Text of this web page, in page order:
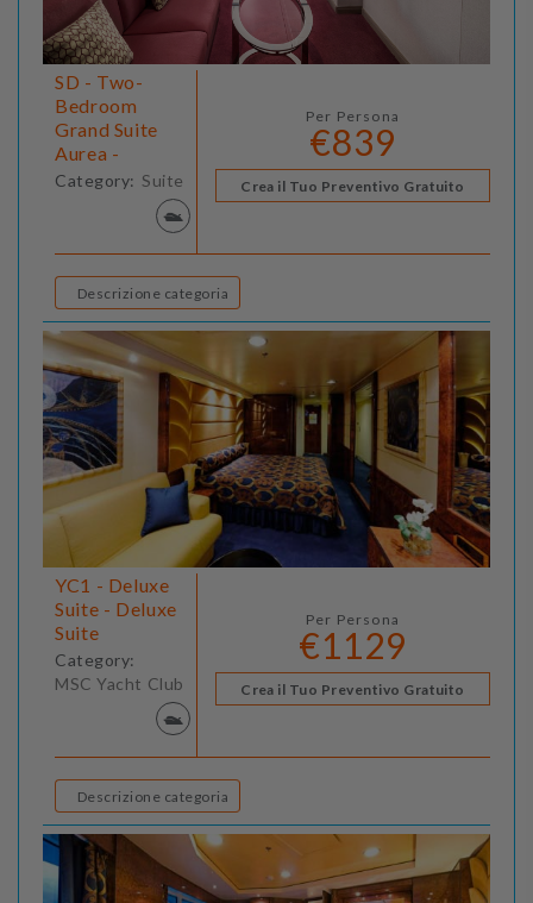
SD - Two-
Bedroom
Grand Suite
Aurea -
Category: Suite
Per Persona
€839
Crea il Tuo Preventivo Gratuito
Descrizione categoria
YC1 - Deluxe
Suite - Deluxe
Suite
Category:
MSC Yacht Club
Per Persona
€1129
Crea il Tuo Preventivo Gratuito
Descrizione categoria